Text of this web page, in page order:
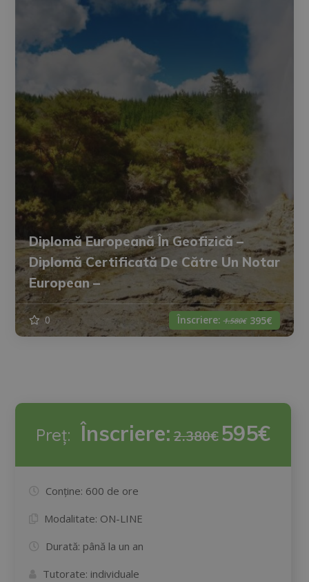
Diplomă Europeană În Geofizică –
Diplomă Certificată De Către Un Notar
European –
0 Înscriere:1.580€ 395€
Preț: Înscriere:2.380€ 595€
Conține: 600 de ore
Modalitate: ON-LINE
Durată: până la un an
Tutorate: individuale